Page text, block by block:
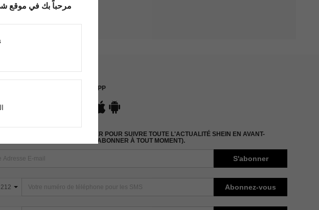
APP
VOUS À NOTRE NEWSLETTER POUR SUIVRE TOUTE L'ACTUALITÉ SHEIN EN AVANT-
! (VOUS POUVEZ VOUS DÉSABONNER À TOUT MOMENT).
S'abonner
212 Abonnez-vous
مرحباً بك في موقع